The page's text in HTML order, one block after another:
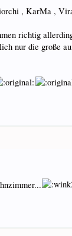
, KarMa ,
richtig
nur die große